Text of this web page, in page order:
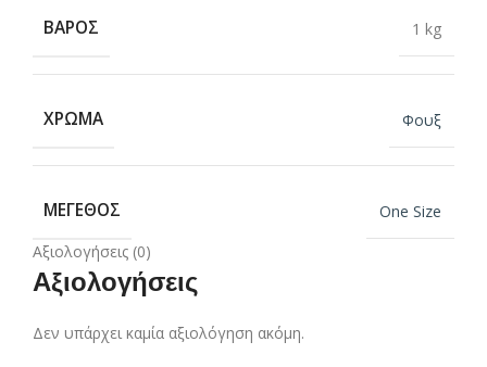
ΒΆΡΟΣ 1 kg
ΧΡΏΜΑ Φουξ
ΜΈΓΕΘΟΣ
One Size
Αξιολογήσεις (0)
Αξιολογήσεις
Δεν υπάρχει καμία αξιολόγηση ακόμη.